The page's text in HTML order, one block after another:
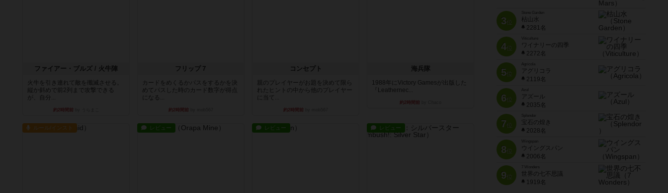
ファイアー・ブルズ / 火牛陣
火牛を引き連れて敵を殲滅させる。
縦か斜めで前2列まで攻撃できる
が、自分...
約2時間前
フリップ７
カードをめくるかパスをするかを決
めてパスした時のカード数字が得点
になる...
約2時間前
コンセプト
親のプレイヤーがお題を決めて限ら
れたヒントの中から他のプレイヤー
に当て...
約2時間前
海兵隊
1988年にVictory Gamesが出版した
『Leathernec...
約2時間前
ルール/インスト レビュー レビュー レビュー
3位
Stone Garden
枯山水
2281名
4位
Viticulture
ワイナリーの四季
2272名
5位
Agricola
アグリコラ
2119名
6位
Azul
アズール
2035名
7位
宝石の煌き
2028名
8位
Wingspan
ウイングスパン
2006名
9位
7 Wonders
世界の七不思議
1919名